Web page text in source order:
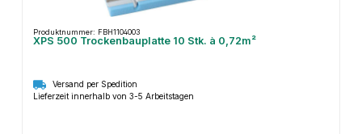
Produktnummer: FBH1104003
XPS 500 Trockenbauplatte 10 Stk. à 0,72m²
Versand per Spedition
Lieferzeit innerhalb von 3-5 Arbeitstagen